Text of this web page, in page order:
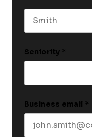
Seniority *
Business email *